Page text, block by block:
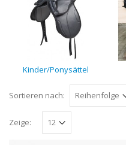
Kinder/Ponysättel
Sortieren nach:
Zeige: